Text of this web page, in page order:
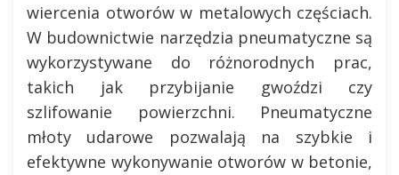
wiercenia otworów w metalowych częściach.
W budownictwie narzędzia pneumatyczne są
wykorzystywane do różnorodnych prac,
takich jak przybijanie gwoździ czy
szlifowanie powierzchni. Pneumatyczne
młoty udarowe pozwalają na szybkie i
efektywne wykonywanie otworów w betonie,